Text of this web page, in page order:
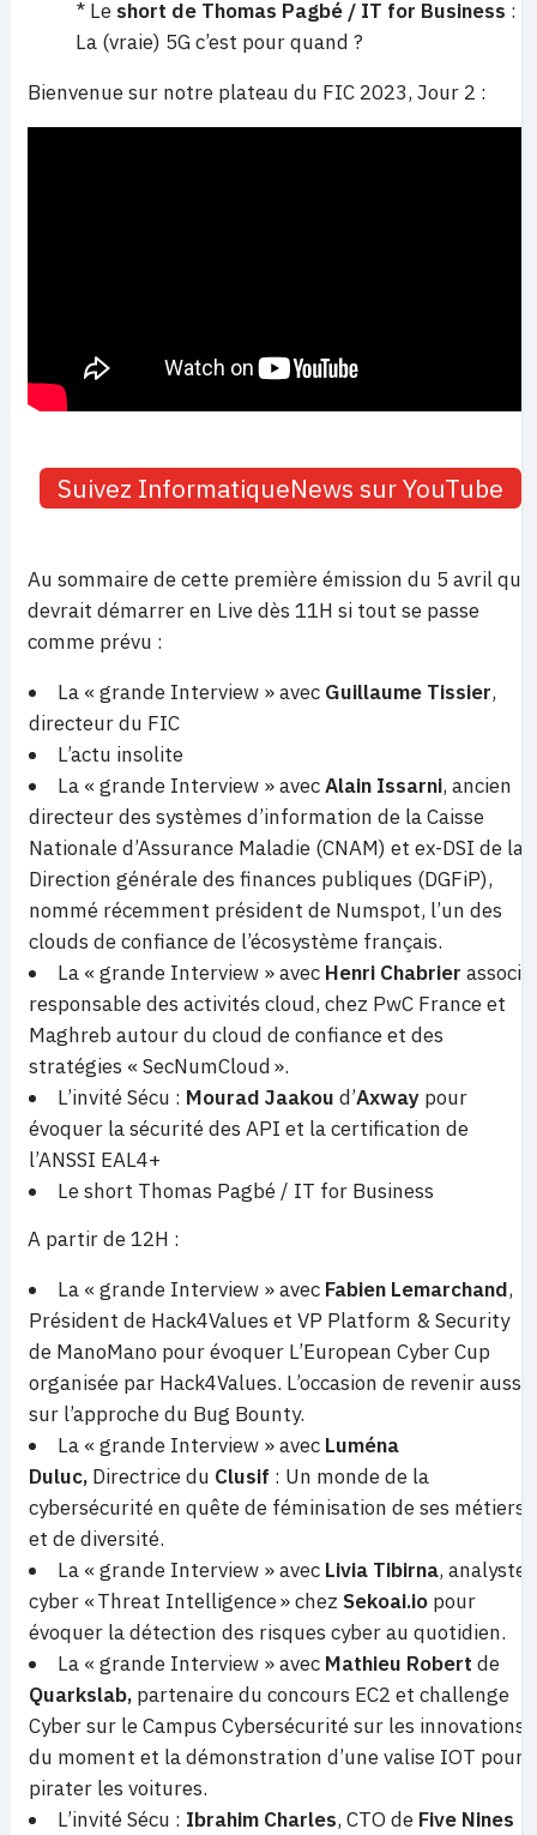
* Le short de Thomas Pagbé / IT for Business :
La (vraie) 5G c’est pour quand ?
Bienvenue sur notre plateau du FIC 2023, Jour 2 :
Suivez InformatiqueNews sur YouTube
Au sommaire de cette première émission du 5 avril qui
devrait démarrer en Live dès 11H si tout se passe
comme prévu :
La « grande Interview » avec Guillaume Tissier,
directeur du FIC
L’actu insolite
La « grande Interview » avecAlain Issarni, ancien
directeur des systèmes d’information de la Caisse
Nationale d’Assurance Maladie (CNAM) et ex-DSI de la
Direction générale des finances publiques (DGFiP),
nommé récemment président de Numspot, l’un des
clouds de confiance de l’écosystème français.
La « grande Interview » avec Henri Chabrier associé
responsable des activités cloud, chez PwC France et
Maghreb autour du cloud de confiance et des
stratégies « SecNumCloud ».
L’invité Sécu : Mourad Jaakou d’Axway pour
évoquer la sécurité des API et la certification de
l’ANSSI EAL4+
Le short Thomas Pagbé / IT for Business
A partir de 12H :
La « grande Interview » avec Fabien Lemarchand,
Président de Hack4Values et VP Platform & Security
de ManoMano pour évoquer L’European Cyber Cup
organisée par Hack4Values. L’occasion de revenir aussi
sur l’approche du Bug Bounty.
La « grande Interview » avec Luména
Duluc, Directrice du Clusif : Un monde de la
cybersécurité en quête de féminisation de ses métiers
et de diversité.
La « grande Interview » avec Livia Tibirna, analyste
cyber « Threat Intelligence » chez Sekoai.io pour
évoquer la détection des risques cyber au quotidien.
La « grande Interview » avec Mathieu Robert de
Quarkslab, partenaire du concours EC2 et challenge
Cyber sur le Campus Cybersécurité sur les innovations
du moment et la démonstration d’une valise IOT pour
pirater les voitures.
L’invité Sécu : Ibrahim Charles, CTO de Five Nines